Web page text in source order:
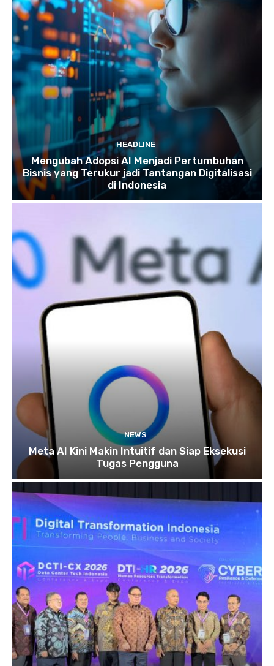
HEADLINE
Mengubah Adopsi AI Menjadi Pertumbuhan
Bisnis yang Terukur jadi Tantangan Digitalisasi
di Indonesia
NEWS
Meta AI Kini Makin Intuitif dan Siap Eksekusi
Tugas Pengguna